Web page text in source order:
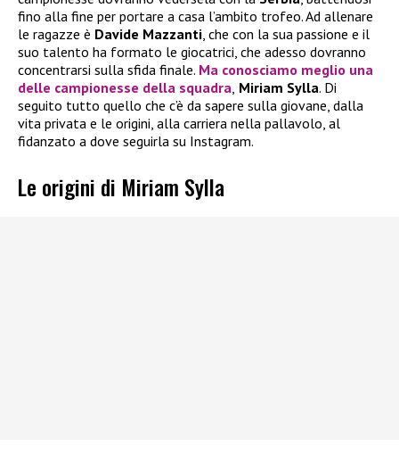
fino alla fine per portare a casa l’ambito trofeo. Ad allenare
le ragazze è Davide Mazzanti, che con la sua passione e il
suo talento ha formato le giocatrici, che adesso dovranno
concentrarsi sulla sfida finale. Ma conosciamo meglio una
delle campionesse della squadra, Miriam Sylla. Di
seguito tutto quello che c’è da sapere sulla giovane, dalla
vita privata e le origini, alla carriera nella pallavolo, al
fidanzato a dove seguirla su Instagram.
Le origini di Miriam Sylla